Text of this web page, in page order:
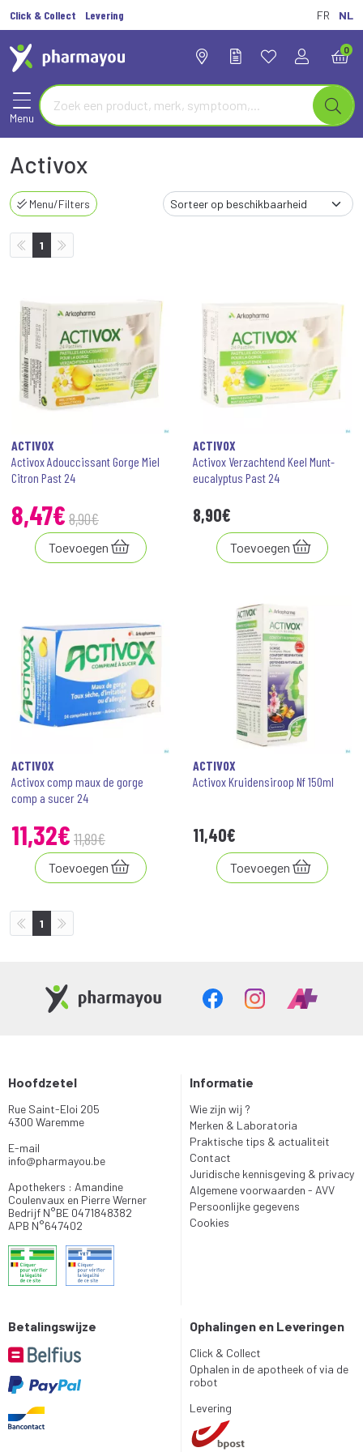
Click & Collect Levering FR NL
0
Menu
Activox
Menu/Filters
1
ACTIVOX
Activox Adouccissant Gorge Miel
Citron Past 24
8,47€ 8,90€
Toevoegen
ACTIVOX
Activox Verzachtend Keel Munt-
eucalyptus Past 24
8,90€
Toevoegen
ACTIVOX
Activox comp maux de gorge
comp a sucer 24
11,32€ 11,89€
Toevoegen
ACTIVOX
Activox Kruidensiroop Nf 150ml
11,40€
Toevoegen
1
Hoofdzetel
Rue Saint-Eloi 205
4300 Waremme
E-mail
info@pharmayou.be
Apothekers : Amandine
Coulenvaux en Pierre Werner
Bedrijf N°BE 0471848382
APB N°647402
Informatie
Wie zijn wij ?
Merken & Laboratoria
Praktische tips & actualiteit
Contact
Juridische kennisgeving & privacy
Algemene voorwaarden - AVV
Persoonlijke gegevens
Cookies
Betalingswijze Ophalingen en Leveringen
Click & Collect
Ophalen in de apotheek of via de
robot
Levering